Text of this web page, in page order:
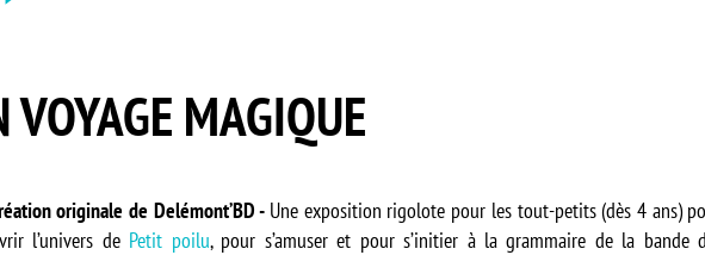
VOYAGE MAGIQUE
originale de Delémont’BD - Une exposition rigolote pour les tout-petits (dès 4 ans)
l’univers de Petit poilu, pour s’amuser et pour s’initier à la grammaire de la bande